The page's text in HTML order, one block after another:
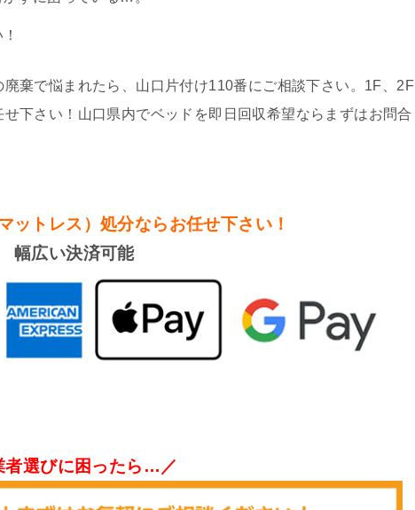
棄で悩まれたら、山口片付け110番にご相談下さい。1F、2F
下さい！山口県内でベッドを即日回収希望ならまずはお問合
ットレス）処分ならお任せ下さい！
幅広い決済可能
者選びに困ったら…／